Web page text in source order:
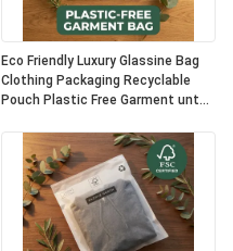
Eco Friendly Luxury Glassine Bag
Clothing Packaging Recyclable
Pouch Plastic Free Garment untuk